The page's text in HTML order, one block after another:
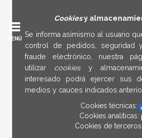
Cookiesy
Se informa asimismo al usuario
control de pedidos, seguridad
fraude electrónico, nuestra
utilizar cookies y
interesado podrá ejercer sus
medios y cauces indicados
Cookies técnicas:
Cookies analíticas:
Cookies de terceros:
MENÚ